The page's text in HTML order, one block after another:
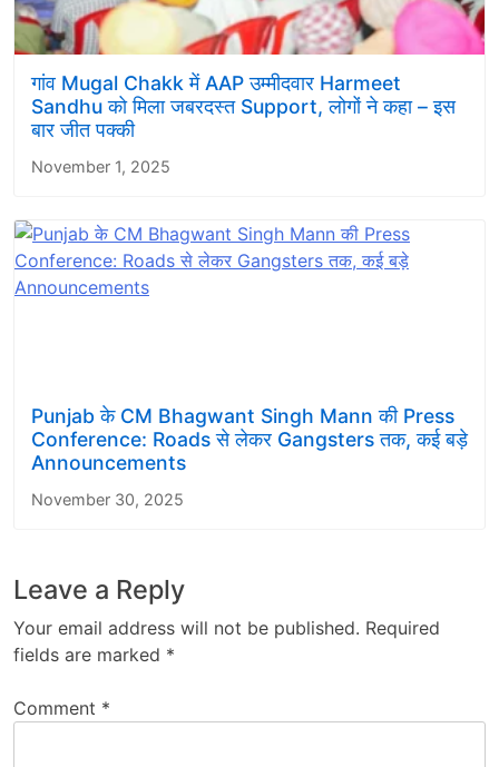
गांव Mugal Chakk में AAP उम्मीदवार Harmeet
Sandhu को मिला जबरदस्त Support, लोगों ने कहा – इस
बार जीत पक्की
November 1, 2025
Punjab के CM Bhagwant Singh Mann की Press
Conference: Roads से लेकर Gangsters तक, कई बड़े
Announcements
November 30, 2025
Leave a Reply
Your email address will not be published. Required
fields are marked *
Comment *